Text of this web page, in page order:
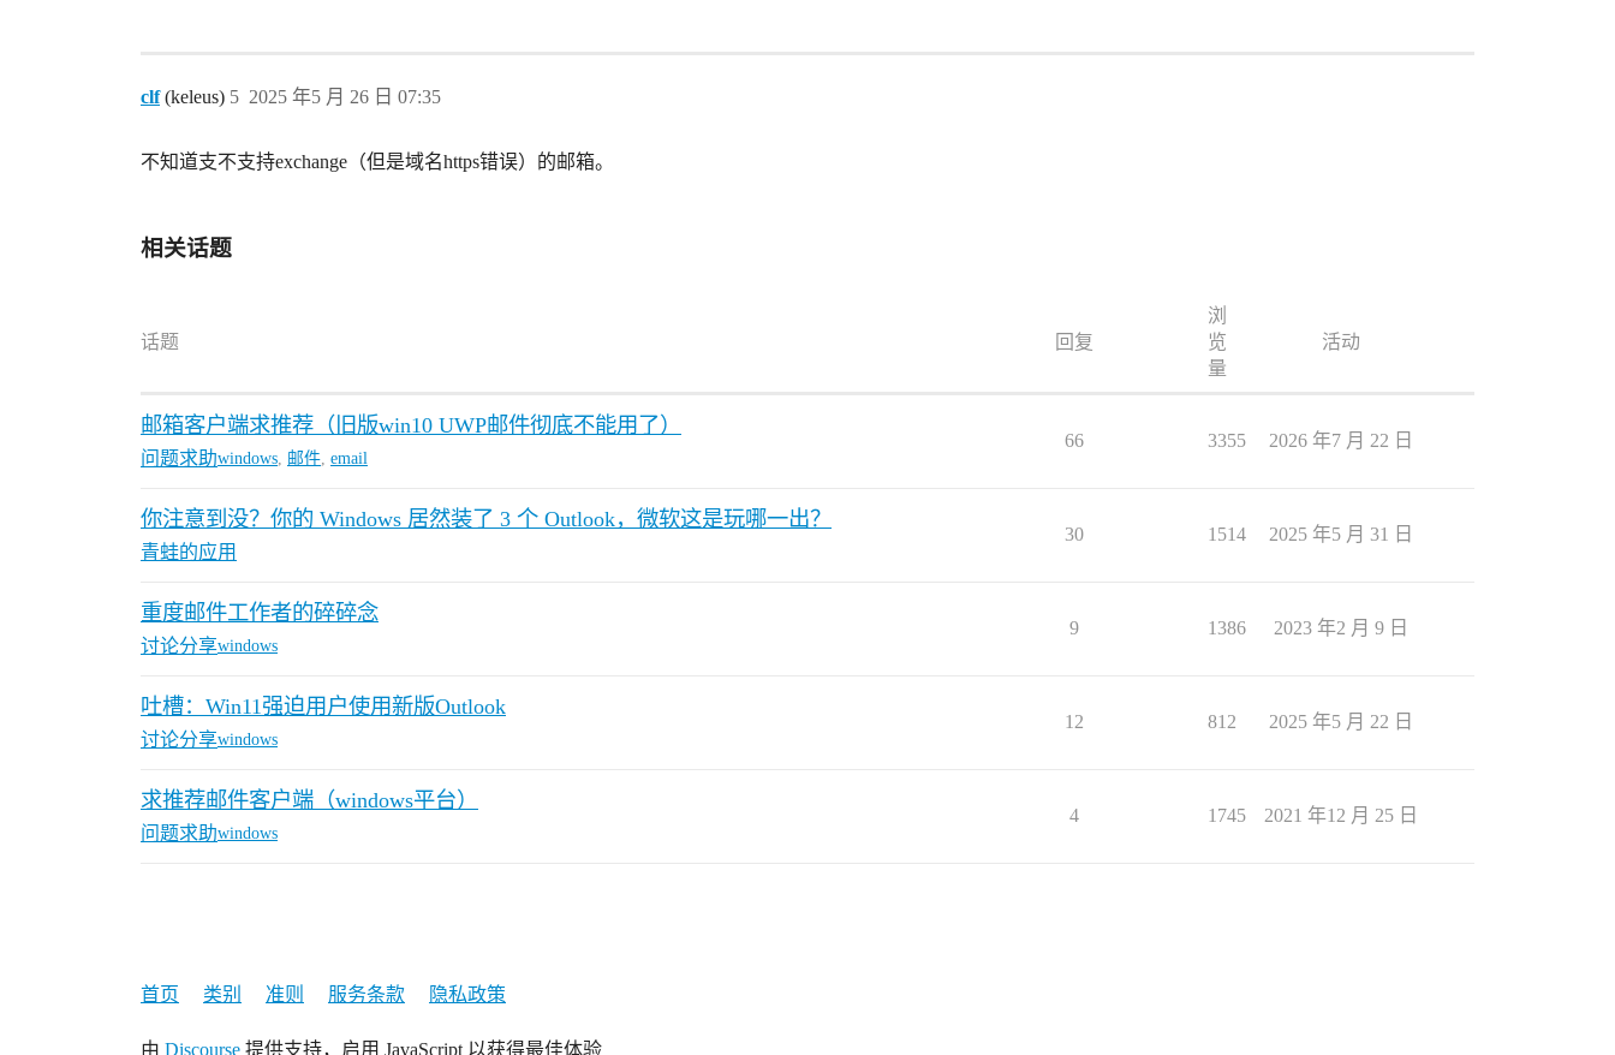
clf (keleus) 2025 年5 月 26 日 07:35
5
不知道支不支持exchange（但是域名https错误）的邮箱。
相关话题
话题 回复
浏
览
量
活动
邮箱客户端求推荐（旧版win10 UWP邮件彻底不能用了）
问题求助windows, 邮件, email
66 3355 2026 年7 月 22 日
你注意到没？你的 Windows 居然装了 3 个 Outlook，微软这是玩哪一出？
青蛙的应用
30 1514 2025 年5 月 31 日
重度邮件工作者的碎碎念
讨论分享windows
9 1386 2023 年2 月 9 日
吐槽：Win11强迫用户使用新版Outlook
讨论分享windows
12 812 2025 年5 月 22 日
求推荐邮件客户端（windows平台）
问题求助windows
4 1745 2021 年12 月 25 日
首页 类别 准则 服务条款 隐私政策
由 Discourse 提供支持，启用 JavaScript 以获得最佳体验